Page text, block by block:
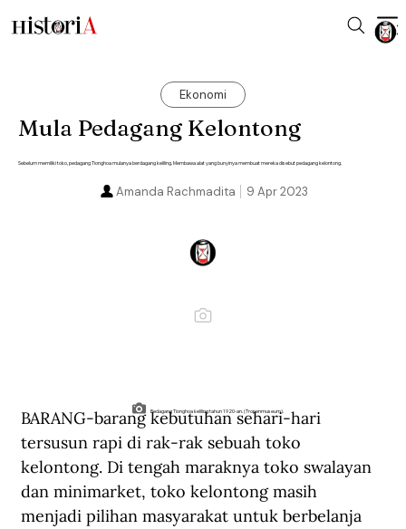
Ekonomi
Mula Pedagang Kelontong
Sebelum memiliki toko, pedagang Tionghoa mulanya berdagang keliling. Membawa alat yang bunyinya membuat mereka disebut pedagang kelontong.
9 Apr 2023
Amanda Rachmadita
Pedagang Tionghoa keliling tahun 1920-an. (Tropenmuseum).
BARANG-barang kebutuhan sehari-hari
tersusun rapi di rak-rak sebuah toko
kelontong. Di tengah maraknya toko swalayan
dan minimarket, toko kelontong masih
menjadi pilihan masyarakat untuk berbelanja